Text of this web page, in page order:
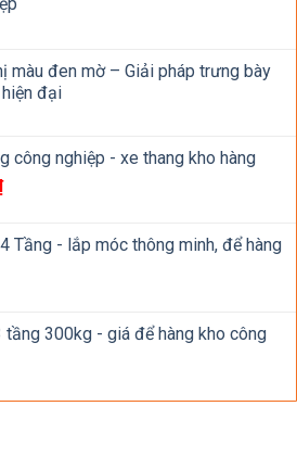
màu đen mờ – Giải pháp trưng bày
đại
công nghiệp - xe thang kho hàng
Tầng - lắp móc thông minh, để hàng
tầng 300kg - giá để hàng kho công